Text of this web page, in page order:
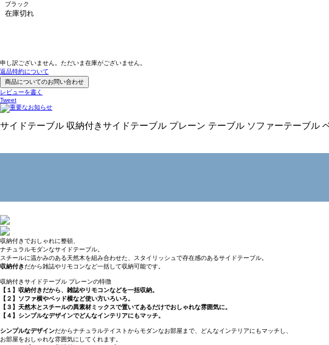
ブラック
在庫切れ
申し訳ございません。ただいま在庫がございません。
返品特約について
商品についてのお問い合わせ
レビューを書く
Tweet
サイドテーブル 収納付きサイドテーブル プレーン テーブル ソファーテーブル
収納付きでおしゃれに整頓、
ナチュラルモダンなサイドテーブル。
スチールに温かみのある天然木を組み合わせた、スタイリッシュで存在感のあるサイドテーブル。
収納付きだから雑誌やリモコンなど一括して収納可能です。
収納付きサイドテーブル プレーンの特徴
【１】収納付きだから、雑誌やリモコンなどを一括収納。
【２】ソファ横やベッド横など使い方いろいろ。
【３】天然木とスチールの異素材ミックスで置いてあるだけでおしゃれな雰囲気に。
【４】シンプルなデザインでどんなインテリアにもマッチ。
シンプルなデザインだからナチュラルテイストからモダンなお部屋まで、どんなインテリアにもマッチし、
お部屋をおしゃれな雰囲気にしてくれます。